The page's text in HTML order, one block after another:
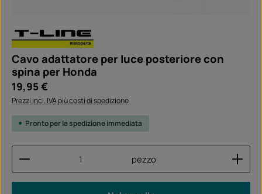
Cavo adattatore per luce posteriore con
spina per Honda
Prezzo normale:
19,95 €
Prezzi incl. IVA più costi di spedizione
Pronto per la spedizione immediata
Quantità del prodotto: inserisci la quantità
pezzo